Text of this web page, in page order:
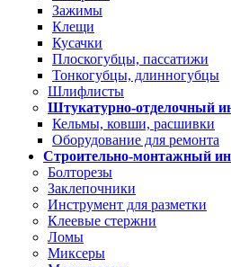
Зажимы
Клещи
Кусачки
Плоскогубцы, пассатижи
Тонкогубцы, длинногубцы
Шлифлисты
Штукатурно-отделочный
Кельмы, ковши, расшивки
Оборудование для ремонта
Строительно-монтажный
Болторезы
Заклепочники
Инструмент для разметки
Клеевые стержни
Ломы
Миксеры